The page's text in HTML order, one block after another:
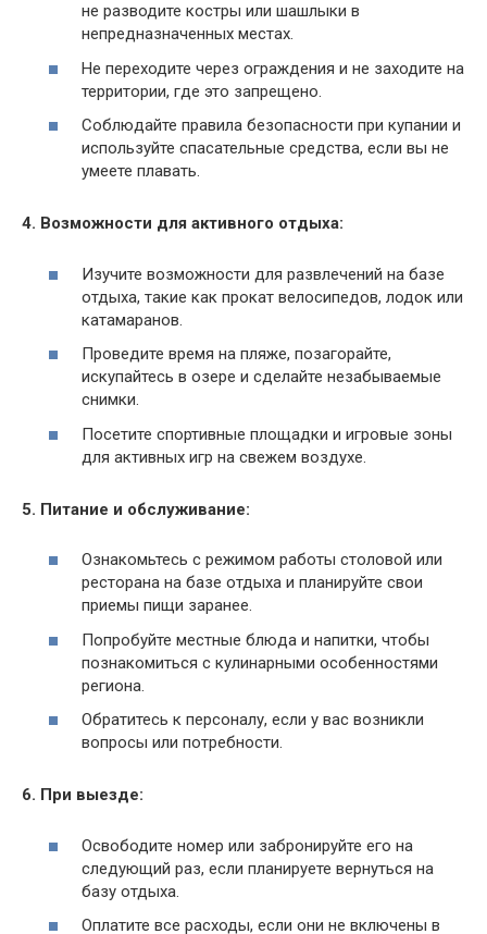
не разводите костры или шашлыки в
непредназначенных местах.
Не переходите через ограждения и не заходите на
территории, где это запрещено.
Соблюдайте правила безопасности при купании и
используйте спасательные средства, если вы не
умеете плавать.
4. Возможности для активного отдыха:
Изучите возможности для развлечений на базе
отдыха, такие как прокат велосипедов, лодок или
катамаранов.
Проведите время на пляже, позагорайте,
искупайтесь в озере и сделайте незабываемые
снимки.
Посетите спортивные площадки и игровые зоны
для активных игр на свежем воздухе.
5. Питание и обслуживание:
Ознакомьтесь с режимом работы столовой или
ресторана на базе отдыха и планируйте свои
приемы пищи заранее.
Попробуйте местные блюда и напитки, чтобы
познакомиться с кулинарными особенностями
региона.
Обратитесь к персоналу, если у вас возникли
вопросы или потребности.
6. При выезде:
Освободите номер или забронируйте его на
следующий раз, если планируете вернуться на
базу отдыха.
Оплатите все расходы, если они не включены в